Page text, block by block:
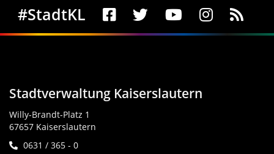
Social Media
#StadtKL
Stadtverwaltung Kaiserslautern
Willy-Brandt-Platz 1
67657 Kaiserslautern
0631 / 365 - 0